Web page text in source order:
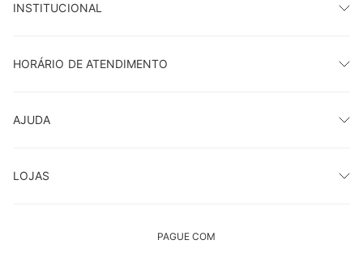
INSTITUCIONAL
HORÁRIO DE ATENDIMENTO
AJUDA
LOJAS
PAGUE COM